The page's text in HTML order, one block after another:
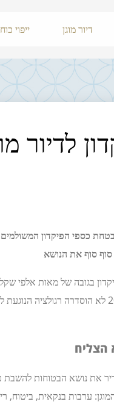
דיור מוגן ייפוי
לדיור
התיקון לחוק הדיור המוגן ב-2018, הבטחת
בגובה של מאות אלפי
לשווייה של יחידת הדיור הרלוונטית. עד שנת 2012
הצליח
ניסה להסדיר את נושא
ערבות בנקאית, ביטוח,